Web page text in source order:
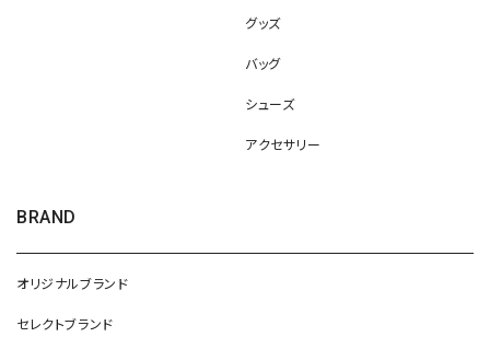
グッズ
バッグ
シューズ
アクセサリー
BRAND
オリジナルブランド
セレクトブランド